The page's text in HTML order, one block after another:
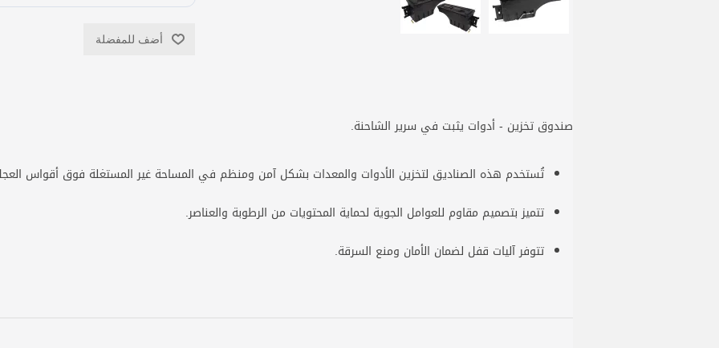
أضف للمفضلة
صندوق تخزين - أدوات يثبت في سرير الشاحنة.
تُستخدم هذه الصناديق لتخزين الأدوات والمعدات بشكل آمن ومنظم في المساحة غير المستغلة فوق أقواس
تتميز بتصميم مقاوم للعوامل الجوية لحماية المحتويات من الرطوبة والعناصر.
تتوفر آليات قفل لضمان الأمان ومنع السرقة.